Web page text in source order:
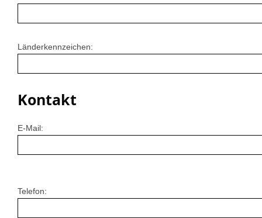
Länderkennzeichen:
Kontakt
E-Mail:
Telefon: